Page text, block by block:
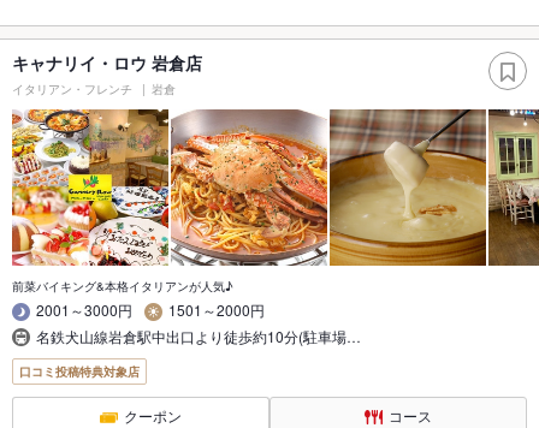
キャナリイ・ロウ 岩倉店
イタリアン・フレンチ 岩倉
前菜バイキング&本格イタリアンが人気♪
2001～3000円
1501～2000円
名鉄犬山線岩倉駅中出口より徒歩約10分(駐車場…
口コミ投稿特典対象店
クーポン コース